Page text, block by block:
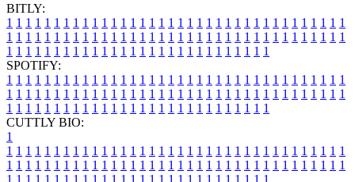
BITLY:
1 1 1 1 1 1 1 1 1 1 1 1 1 1 1 1 1 1 1 1 1 1 1 1 1 1 1 1 1 1 1 1 1 1 1 1
1 1 1 1 1 1 1 1 1 1 1 1 1 1 1 1 1 1 1 1 1 1 1 1 1 1 1 1 1 1 1 1 1 1 1 1
1 1 1 1 1 1 1 1 1 1 1 1 1 1 1 1 1 1 1 1 1 1 1 1 1 1 1 1
SPOTIFY:
1 1 1 1 1 1 1 1 1 1 1 1 1 1 1 1 1 1 1 1 1 1 1 1 1 1 1 1 1 1 1 1 1 1 1 1
1 1 1 1 1 1 1 1 1 1 1 1 1 1 1 1 1 1 1 1 1 1 1 1 1 1 1 1 1 1 1 1 1 1 1 1
1 1 1 1 1 1 1 1 1 1 1 1 1 1 1 1 1 1 1 1 1 1 1 1 1 1 1 1
CUTTLY BIO:
1
1 1 1 1 1 1 1 1 1 1 1 1 1 1 1 1 1 1 1 1 1 1 1 1 1 1 1 1 1 1 1 1 1 1 1 1
1 1 1 1 1 1 1 1 1 1 1 1 1 1 1 1 1 1 1 1 1 1 1 1 1 1 1 1 1 1 1 1 1 1 1 1
1 1 1 1 1 1 1 1 1 1 1 1 1 1 1 1 1 1 1 1 1 1 1 1 1 1 1 1